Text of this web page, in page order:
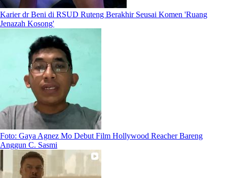
Karier dr Beni di RSUD Ruteng Berakhir Seusai Komen 'Ruang
Jenazah Kosong'
Foto: Gaya Agnez Mo Debut Film Hollywood Reacher Bareng
Anggun C. Sasmi